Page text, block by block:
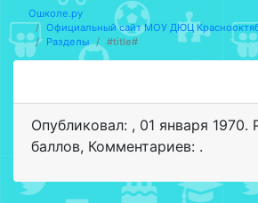
Ошколе.ру
Официальный сайт МОУ ДЮЦ
Разделы
#title#
Опубликовал: , 01 января 1970.
баллов, Комментариев: .